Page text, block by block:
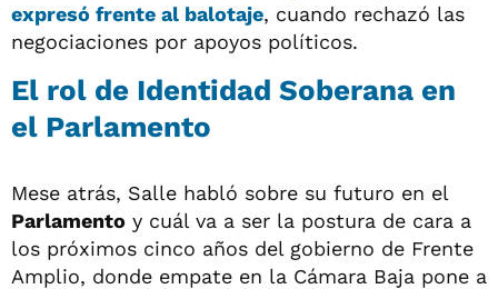
expresó frente al balotaje, cuando rechazó las
negociaciones por apoyos políticos.
El rol de Identidad Soberana en
el Parlamento
Mese atrás, Salle habló sobre su futuro en el
Parlamento y cuál va a ser la postura de cara a
los próximos cinco años del gobierno de Frente
Amplio, donde empate en la Cámara Baja pone a